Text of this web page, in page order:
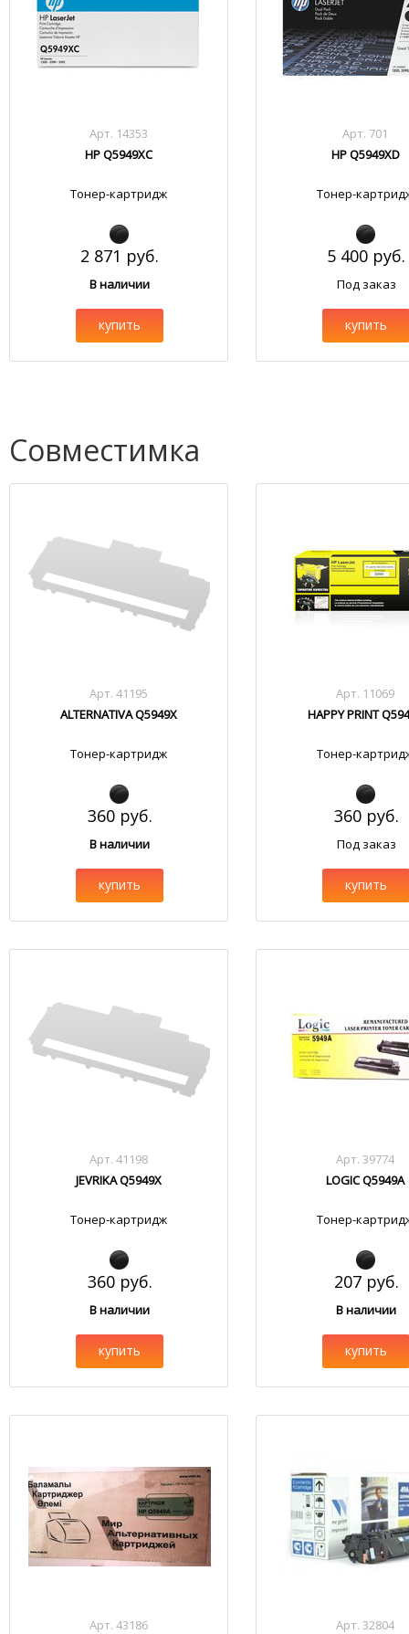
Арт. 14353
HP Q5949XC
Тонер-картридж
2 871 руб.
В наличии
купить
Арт. 701
HP Q5949XD
Тонер-
5 400 руб.
Под заказ
купить
Совместимка
Арт. 41195
ALTERNATIVA Q5949X
Тонер-картридж
360 руб.
В наличии
купить
Арт. 11069
HAPPY PRINT
Тонер-
360 руб.
Под заказ
купить
Арт. 41198
JEVRIKA Q5949X
Тонер-картридж
360 руб.
В наличии
купить
Арт. 39774
LOGIC Q5949A
Тонер-
207 руб.
В наличии
купить
Арт. 43186 Арт. 32804